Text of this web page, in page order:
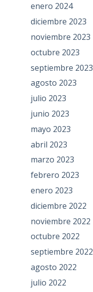
enero 2024
diciembre 2023
noviembre 2023
octubre 2023
septiembre 2023
agosto 2023
julio 2023
junio 2023
mayo 2023
abril 2023
marzo 2023
febrero 2023
enero 2023
diciembre 2022
noviembre 2022
octubre 2022
septiembre 2022
agosto 2022
julio 2022